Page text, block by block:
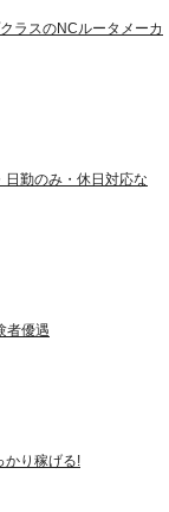
ラスのNCルータメーカ
勤のみ・休日対応な
者優遇
かり稼げる!